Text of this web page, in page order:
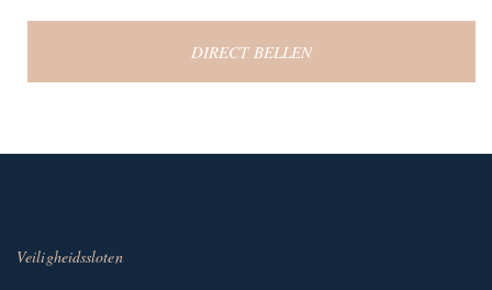
DIRECT BELLEN
Veiligheidssloten